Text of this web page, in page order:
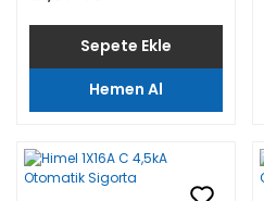
Sepete Ekle
Hemen Al